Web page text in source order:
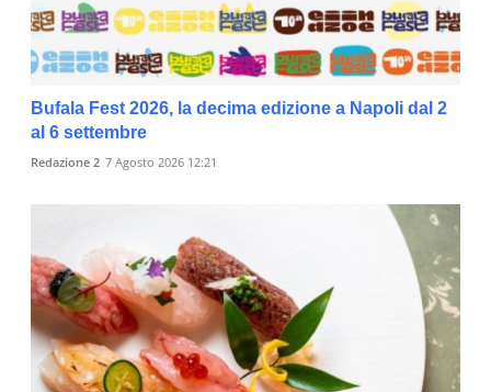
Bufala Fest 2026, la decima edizione a Napoli dal 2
al 6 settembre
Redazione 2 7 Agosto 2026 12:21